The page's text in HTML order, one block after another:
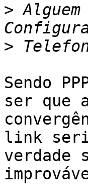
>
>
Sendo
ser que
link
verdade